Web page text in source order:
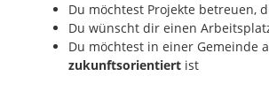
Du möchtest Projekte betreuen,
Du wünscht dir einen
Du möchtest in einer Gemeinde
zukunftsorientiert ist